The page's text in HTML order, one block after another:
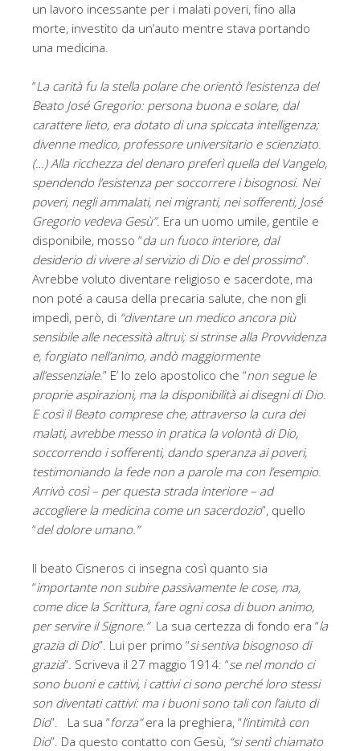
un lavoro incessante per i malati poveri, fino alla
morte, investito da un’auto mentre stava portando
una medicina.
“La carità fu la stella polare che orientò l’esistenza del
Beato José Gregorio: persona buona e solare, dal
carattere lieto, era dotato di una spiccata intelligenza;
divenne medico, professore universitario e scienziato.
(…) Alla ricchezza del denaro preferì quella del Vangelo,
spendendo l’esistenza per soccorrere i bisognosi. Nei
poveri, negli ammalati, nei migranti, nei sofferenti, José
Gregorio vedeva Gesù”. Era un uomo umile, gentile e
disponibile, mosso “da un fuoco interiore, dal
desiderio di vivere al servizio di Dio e del prossimo”.
Avrebbe voluto diventare religioso e sacerdote, ma
non poté a causa della precaria salute, che non gli
impedì, però, di “diventare un medico ancora più
sensibile alle necessità altrui; si strinse alla Provvidenza
e, forgiato nell’animo, andò maggiormente
all’essenziale.” E’ lo zelo apostolico che “non segue le
proprie aspirazioni, ma la disponibilità ai disegni di Dio.
E così il Beato comprese che, attraverso la cura dei
malati, avrebbe messo in pratica la volontà di Dio,
soccorrendo i sofferenti, dando speranza ai poveri,
testimoniando la fede non a parole ma con l’esempio.
Arrivò così – per questa strada interiore – ad
accogliere la medicina come un sacerdozio”, quello
“del dolore umano.”
Il beato Cisneros ci insegna così quanto sia
“importante non subire passivamente le cose, ma,
come dice la Scrittura, fare ogni cosa di buon animo,
per servire il Signore.” La sua certezza di fondo era “la
grazia di Dio”. Lui per primo “si sentiva bisognoso di
grazia”. Scriveva il 27 maggio 1914: “se nel mondo ci
sono buoni e cattivi, i cattivi ci sono perché loro stessi
son diventati cattivi: ma i buoni sono tali con l’aiuto di
Dio”. La sua “forza”era la preghiera, “l’intimità con
Dio”. Da questo contatto con Gesù, “si sentì chiamato